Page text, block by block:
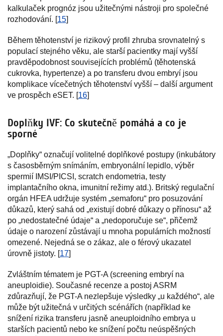
kalkulaček prognóz jsou užitečnými nástroji pro společné
rozhodování. [15]
Během těhotenství je rizikový profil zhruba srovnatelný s
populací stejného věku, ale starší pacientky mají vyšší
pravděpodobnost souvisejících problémů (těhotenská
cukrovka, hypertenze) a po transferu dvou embryí jsou
komplikace vícečetných těhotenství vyšší – další argument
ve prospěch eSET. [16]
Doplňky IVF: Co skutečně pomáhá a co je
sporné
„Doplňky“ označují volitelné doplňkové postupy (inkubátory
s časosběrným snímáním, embryonální lepidlo, výběr
spermií IMSI/PICSI, scratch endometria, testy
implantačního okna, imunitní režimy atd.). Britský regulační
orgán HFEA udržuje systém „semaforu“ pro posuzování
důkazů, který sahá od „existují dobré důkazy o přínosu“ až
po „nedostatečné údaje“ a „nedoporučuje se“, přičemž
údaje o narození zůstávají u mnoha populárních možností
omezené. Nejedná se o zákaz, ale o férový ukazatel
úrovně jistoty. [17]
Zvláštním tématem je PGT-A (screening embryí na
aneuploidie). Současné recenze a postoj ASRM
zdůrazňují, že PGT-A nezlepšuje výsledky „u každého“, ale
může být užitečná v určitých scénářích (například ke
snížení rizika transferu jasně aneuploidního embrya u
starších pacientů nebo ke snížení počtu neúspěšných